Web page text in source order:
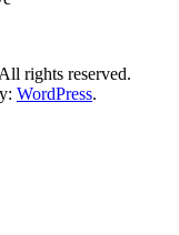
rights reserved.
WordPress.